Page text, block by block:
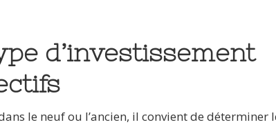
d’investissement
le neuf ou l’ancien, il convient de déterminer